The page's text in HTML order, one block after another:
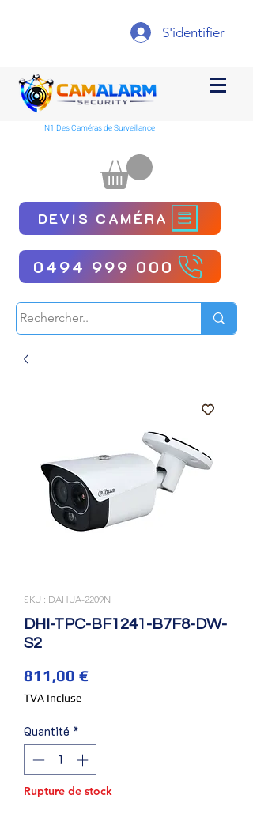
S'identifier
N1 Des Caméras de Surveillance
DEVIS CAMÉRA
0494 999 000
SKU : DAHUA-2209N
DHI-TPC-BF1241-B7F8-DW-
S2
811,00 €Prix
TVA Incluse
Quantité *
Rupture de stock